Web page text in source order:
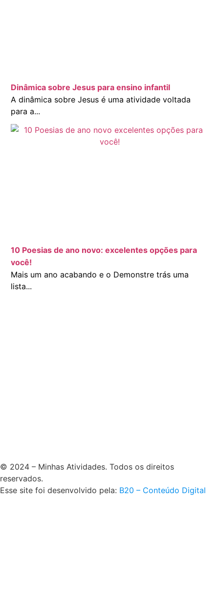
Dinâmica sobre Jesus para ensino infantil
A dinâmica sobre Jesus é uma atividade voltada
para a...
10 Poesias de ano novo: excelentes opções para
você!
Mais um ano acabando e o Demonstre trás uma
lista...
© 2024 – Minhas Atividades. Todos os direitos
reservados.
Esse site foi desenvolvido pela: B20 – Conteúdo Digital